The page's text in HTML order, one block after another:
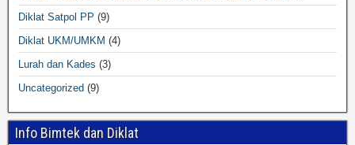
Diklat Satpol PP (9)
Diklat UKM/UMKM (4)
Lurah dan Kades (3)
Uncategorized (9)
Info Bimtek dan Diklat